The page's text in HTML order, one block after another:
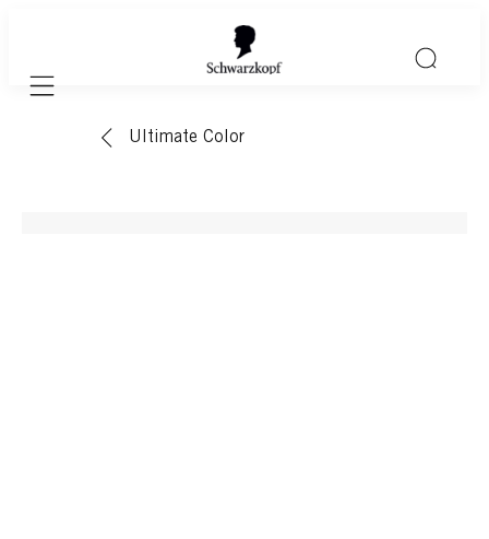
Mobile navigation
Ultimate Color